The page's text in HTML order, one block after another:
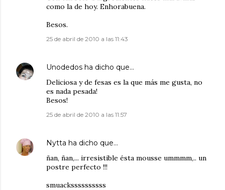
como la de hoy. Enhorabuena.
Besos.
25 de abril de 2010 a las 11:43
Unodedos ha dicho que…
Deliciosa y de fesas es la que más me gusta, no
es nada pesada!
Besos!
25 de abril de 2010 a las 11:57
Nytta ha dicho que…
ñan, ñan,... irresistible ésta mousse ummmm,.. un
postre perfecto !!!
smuackssssssssss